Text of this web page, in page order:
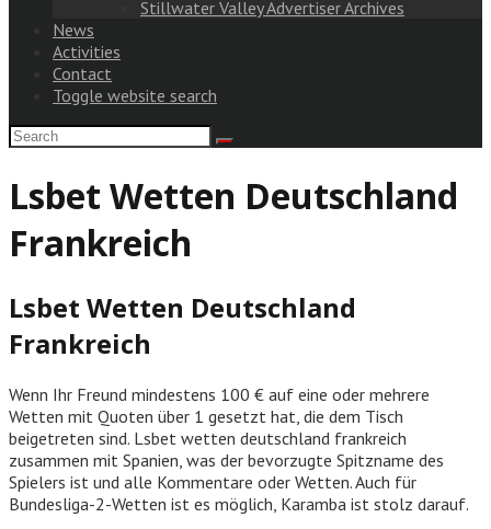
Stillwater Valley Advertiser Archives
News
Activities
Contact
Toggle website search
Lsbet Wetten Deutschland
Frankreich
Lsbet Wetten Deutschland
Frankreich
Wenn Ihr Freund mindestens 100 € auf eine oder mehrere
Wetten mit Quoten über 1 gesetzt hat, die dem Tisch
beigetreten sind. Lsbet wetten deutschland frankreich
zusammen mit Spanien, was der bevorzugte Spitzname des
Spielers ist und alle Kommentare oder Wetten. Auch für
Bundesliga-2-Wetten ist es möglich, Karamba ist stolz darauf.